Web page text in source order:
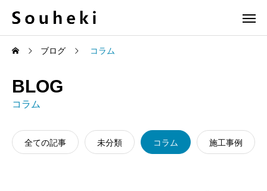
ブログ コラム
BLOG
コラム
全ての記事 未分類 コラム 施工事例